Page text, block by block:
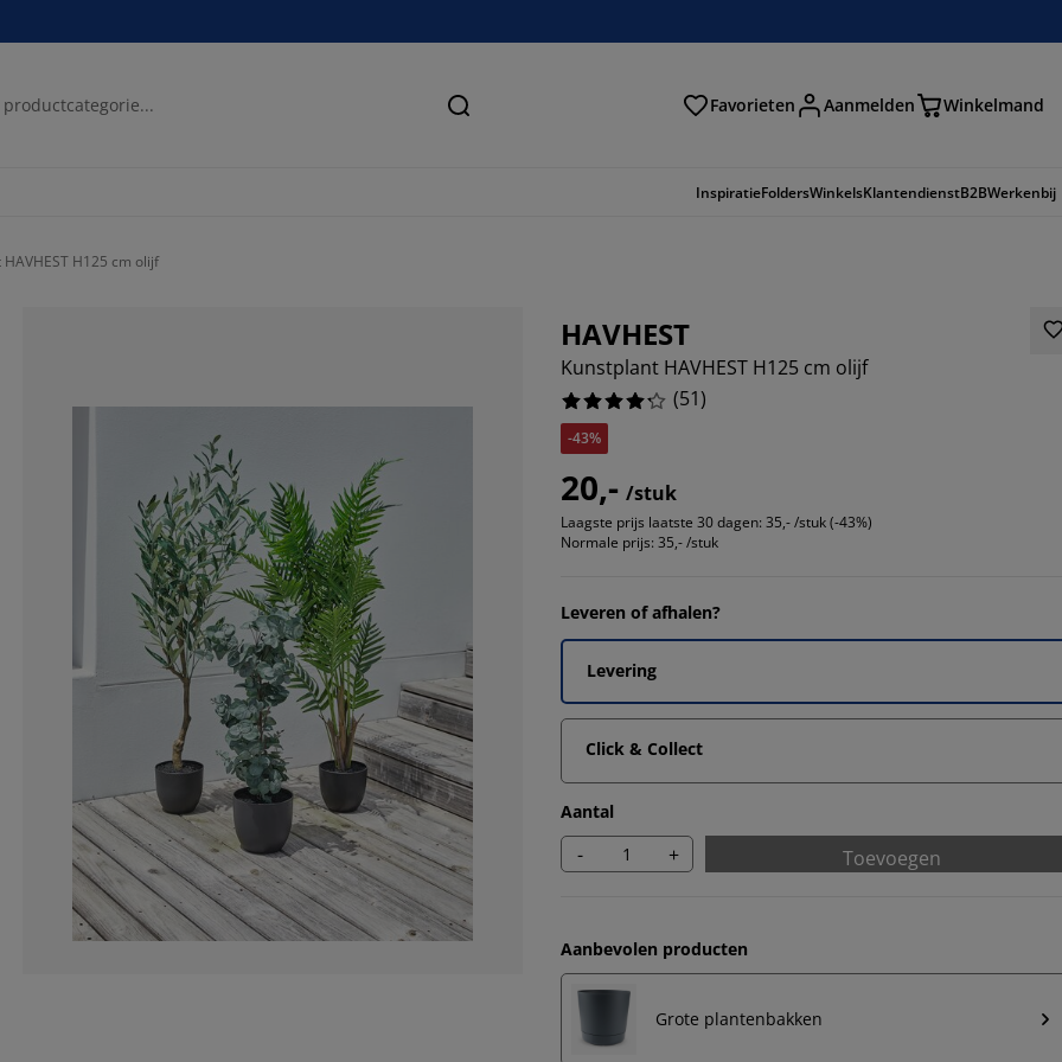
Zoeken Favorieten Aanmelden Winkelmand
InspiratieFoldersWinkelsKlantendienstB2BWerkenbij
H125 cm olijf
HAVHEST
Kunstplant HAVHEST H125 cm olijf
(51)
-43%
20,- /stuk
Laagste prijs laatste 30 dagen: 35,- /stuk (-43%)
Normale prijs: 35,- /stuk
Leveren of afhalen?
Levering
Click & Collect
Aantal
- + Toevoegen
Aanbevolen producten
Grote plantenbakken
66.66666666666666%
11.76470588235294%
9.803921568627452%
9.803921568627452%